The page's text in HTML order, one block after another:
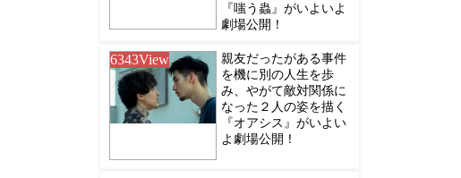
『嗤う蟲』がいよいよ
劇場公開！
6343View
親友だったがある事件
を機に別の人生を歩
み、やがて敵対関係に
なった２人の姿を描く
『オアシス』がいよい
よ劇場公開！